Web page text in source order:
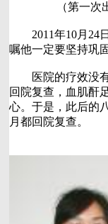
（第一次
2011年10月24日
嘱他一定要坚持巩
医院的疗效没有
回院复查，血肌酐
心。于是，此后的
月都回院复查。